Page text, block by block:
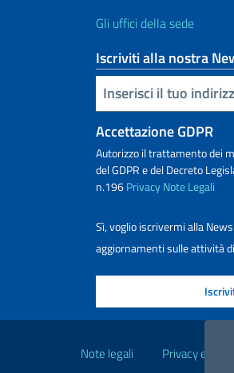
Gli uffici della sede
Iscriviti alla nostra
Inserisci la tua email
Accettazione GDPR
Autorizzo il trattamento dei
del GDPR e del Decreto
n.196PrivacyNote Legali
Sì, voglio iscrivermi alla
aggiornamenti sulle attività
Note legali Privacy e